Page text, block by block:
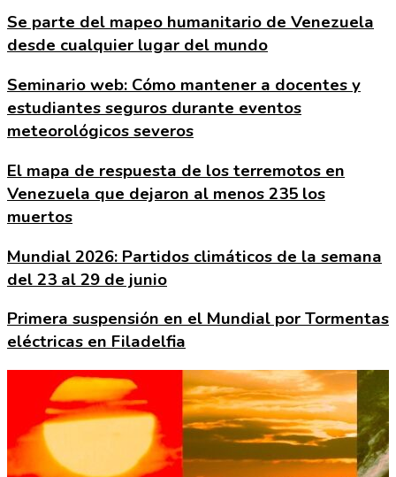
Se parte del mapeo humanitario de Venezuela
desde cualquier lugar del mundo
Seminario web: Cómo mantener a docentes y
estudiantes seguros durante eventos
meteorológicos severos
El mapa de respuesta de los terremotos en
Venezuela que dejaron al menos 235 los
muertos
Mundial 2026: Partidos climáticos de la semana
del 23 al 29 de junio
Primera suspensión en el Mundial por Tormentas
eléctricas en Filadelfia